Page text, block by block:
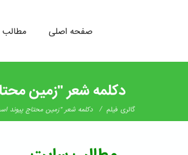
رفتن
مطالب صفحه اصلی
دکلمه شعر "زمین
گالری فیلم / دکلمه شعر "زمین محتاج پیوند